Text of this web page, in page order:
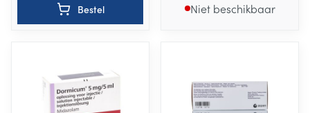
Bestel Niet beschikbaar